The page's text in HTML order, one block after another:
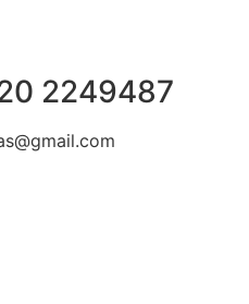
2249487